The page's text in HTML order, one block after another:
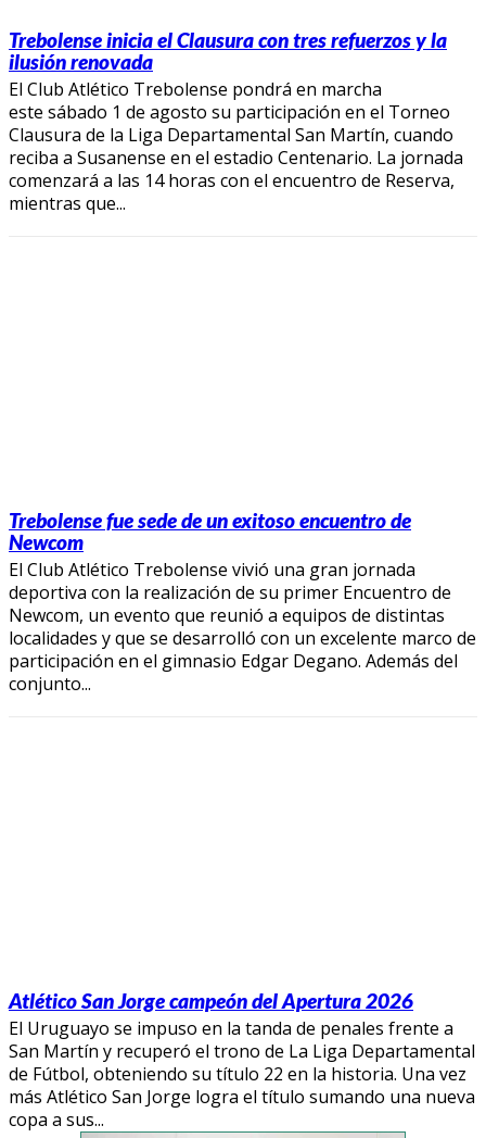
Trebolense inicia el Clausura con tres refuerzos y la
ilusión renovada
El Club Atlético Trebolense pondrá en marcha
este sábado 1 de agosto su participación en el Torneo
Clausura de la Liga Departamental San Martín, cuando
reciba a Susanense en el estadio Centenario. La jornada
comenzará a las 14 horas con el encuentro de Reserva,
mientras que...
Trebolense fue sede de un exitoso encuentro de
Newcom
El Club Atlético Trebolense vivió una gran jornada
deportiva con la realización de su primer Encuentro de
Newcom, un evento que reunió a equipos de distintas
localidades y que se desarrolló con un excelente marco de
participación en el gimnasio Edgar Degano. Además del
conjunto...
Atlético San Jorge campeón del Apertura 2026
El Uruguayo se impuso en la tanda de penales frente a
San Martín y recuperó el trono de La Liga Departamental
de Fútbol, obteniendo su título 22 en la historia. Una vez
más Atlético San Jorge logra el título sumando una nueva
copa a sus...